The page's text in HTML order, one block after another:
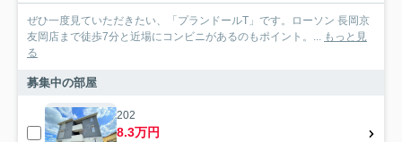
ぜひ一度見ていただきたい、「プランドールT」です。ローソン 長岡京
友岡店まで徒歩7分と近場にコンビニがあるのもポイント。...
もっと見
る
募集中の部屋
202
8.3万円